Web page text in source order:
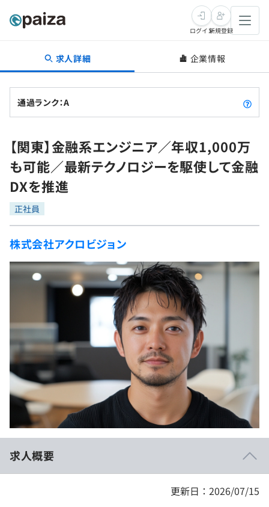
転職・キャリア
転職成功ガイド
転職エージェント
インタビュー
転職成功ガイド
新卒就活
求人検索
本選考
インターン
新卒エージェント
イベント・セミナー
就活成功ガイド
学習
問題集
4択課題
ナレッジ
プラン
個人向けプラン
法人向けプラン
学校向けプラン
契約内容・クーポン
プログラミング言語
評価結果一覧
再チャレンジ結果一覧
ゲーム・マンガ
Tech Team Journal
note
paizaとは？
ログイン新規登録
求人詳細 企業情報
通過ランク：A
【関東】金融系エンジニア／年収1,000万
も可能／最新テクノロジーを駆使して金融
DXを推進
正社員
株式会社アクロビジョン
求人概要
更新日：2026/07/15